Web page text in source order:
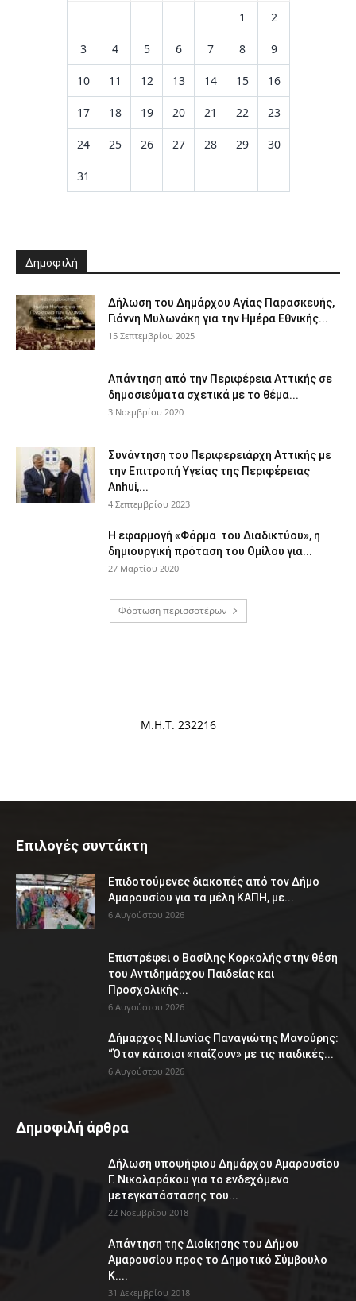
1 2
3 4 5 6 7 8 9
10 11 12 13 14 15 16
17 18 19 20 21 22 23
24 25 26 27 28 29 30
31
Δημοφιλή
Δήλωση του Δημάρχου Αγίας Παρασκευής,
Γιάννη Μυλωνάκη για την Ημέρα Εθνικής...
15 Σεπτεμβρίου 2025
Απάντηση από την Περιφέρεια Αττικής σε
δημοσιεύματα σχετικά με το θέμα...
3 Νοεμβρίου 2020
Συνάντηση του Περιφερειάρχη Αττικής με
την Επιτροπή Υγείας της Περιφέρειας
Anhui,...
4 Σεπτεμβρίου 2023
Η εφαρμογή «Φάρμα του Διαδικτύου», η
δημιουργική πρόταση του Ομίλου για...
27 Μαρτίου 2020
Φόρτωση περισσοτέρων
Μ.Η.Τ. 232216
Επιλογές συντάκτη
Επιδοτούμενες διακοπές από τον Δήμο
Αμαρουσίου για τα μέλη ΚΑΠΗ, με...
6 Αυγούστου 2026
Επιστρέφει ο Βασίλης Κορκολής στην θέση
του Αντιδημάρχου Παιδείας και
Προσχολικής...
6 Αυγούστου 2026
Δήμαρχος Ν.Ιωνίας Παναγιώτης Μανούρης:
“Όταν κάποιοι «παίζουν» με τις παιδικές...
6 Αυγούστου 2026
Δημοφιλή άρθρα
Δήλωση υποψήφιου Δημάρχου Αμαρουσίου
Γ. Νικολαράκου για το ενδεχόμενο
μετεγκατάστασης του...
22 Νοεμβρίου 2018
Απάντηση της Διοίκησης του Δήμου
Αμαρουσίου προς το Δημοτικό Σύμβουλο
Κ....
31 Δεκεμβρίου 2018